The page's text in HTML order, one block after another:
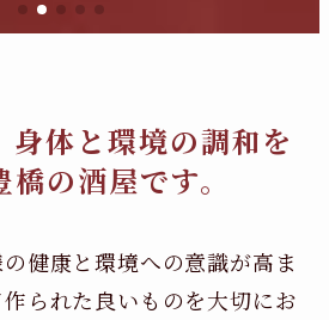
身体と環境の調和を
の酒屋です。
健康と環境への意識が高ま
られた良いものを大切にお